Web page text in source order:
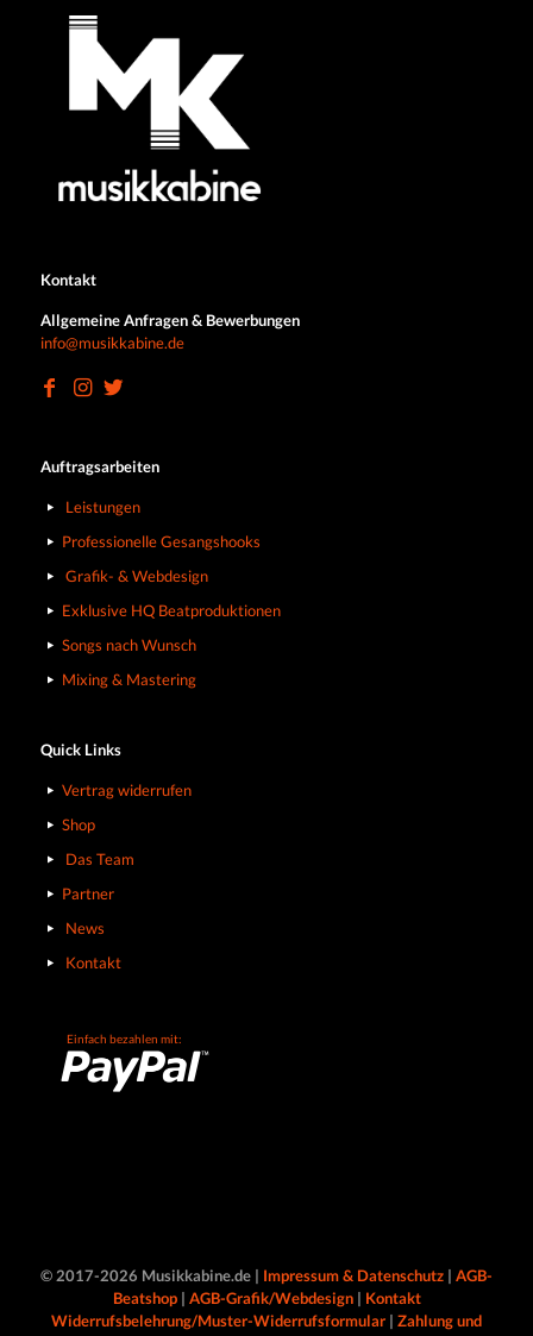
Kontakt
Allgemeine Anfragen & Bewerbungen
info@musikkabine.de
Auftragsarbeiten
Leistungen
Professionelle Gesangshooks
Grafik- & Webdesign
Exklusive HQ Beatproduktionen
Songs nach Wunsch
Mixing & Mastering
Quick Links
Vertrag widerrufen
Shop
Das Team
Partner
News
Kontakt
Einfach bezahlen mit:
© 2017-2026 Musikkabine.de | Impressum & Datenschutz | AGB-
Beatshop| AGB-Grafik/Webdesign| Kontakt
Widerrufsbelehrung/Muster-Widerrufsformular | Zahlung und